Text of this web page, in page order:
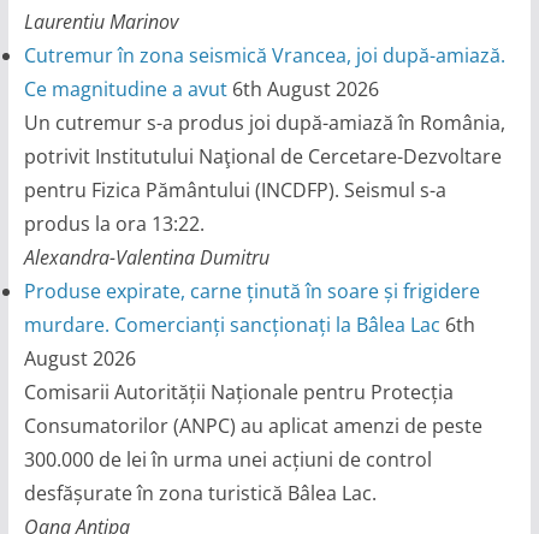
Laurentiu Marinov
Cutremur în zona seismică Vrancea, joi după-amiază.
Ce magnitudine a avut 6th August 2026
Un cutremur s-a produs joi după-amiază în România,
potrivit Institutului Naţional de Cercetare-Dezvoltare
pentru Fizica Pământului (INCDFP). Seismul s-a
produs la ora 13:22.
Alexandra-Valentina Dumitru
Produse expirate, carne ținută în soare și frigidere
murdare. Comercianți sancționați la Bâlea Lac 6th
August 2026
Comisarii Autorității Naționale pentru Protecția
Consumatorilor (ANPC) au aplicat amenzi de peste
300.000 de lei în urma unei acțiuni de control
desfășurate în zona turistică Bâlea Lac.
Oana Antipa